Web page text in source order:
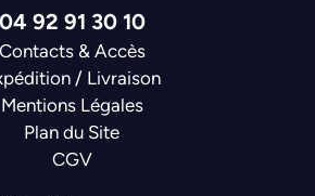
04 92 91 30 10
Contacts & Accès
/ Livraison
Mentions Légales
Plan du Site
CGV